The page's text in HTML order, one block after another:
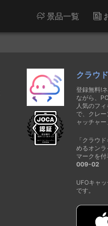
景品一覧
クラウ
登録無料!
ながら、
人気のフ
で、クレ
ャッチャー
「クラウ
めるオン
マークを付
009-02
UFOキャ
です。